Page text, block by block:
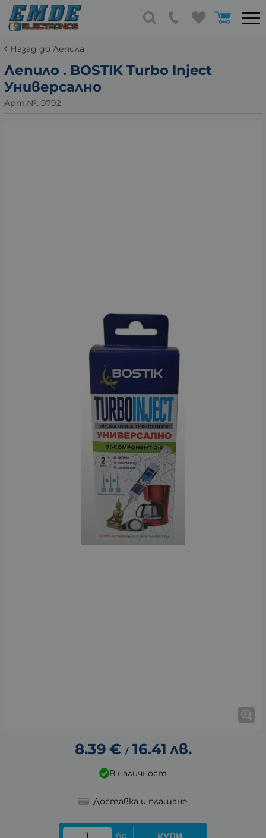
Назад до Лепила
Лепило . BOSTIK Turbo Inject
Универсално
Арт.№: 9792
8.39 € / 16.41 лв.
В наличност
Доставка и плащане
бр.